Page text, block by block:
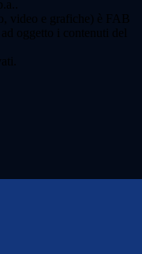
video e grafiche) è FAB
oggetto i contenuti del